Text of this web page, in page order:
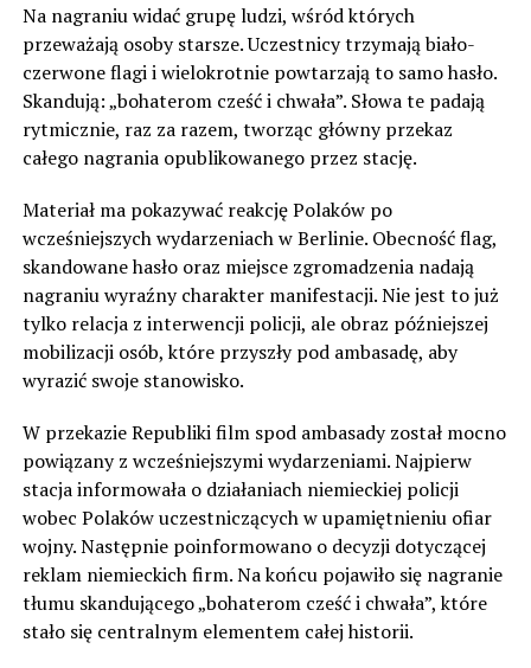
Na nagraniu widać grupę ludzi, wśród których
przeważają osoby starsze. Uczestnicy trzymają biało-
czerwone flagi i wielokrotnie powtarzają to samo hasło.
Skandują: „bohaterom cześć i chwała”. Słowa te padają
rytmicznie, raz za razem, tworząc główny przekaz
całego nagrania opublikowanego przez stację.
Materiał ma pokazywać reakcję Polaków po
wcześniejszych wydarzeniach w Berlinie. Obecność flag,
skandowane hasło oraz miejsce zgromadzenia nadają
nagraniu wyraźny charakter manifestacji. Nie jest to już
tylko relacja z interwencji policji, ale obraz późniejszej
mobilizacji osób, które przyszły pod ambasadę, aby
wyrazić swoje stanowisko.
W przekazie Republiki film spod ambasady został mocno
powiązany z wcześniejszymi wydarzeniami. Najpierw
stacja informowała o działaniach niemieckiej policji
wobec Polaków uczestniczących w upamiętnieniu ofiar
wojny. Następnie poinformowano o decyzji dotyczącej
reklam niemieckich firm. Na końcu pojawiło się nagranie
tłumu skandującego „bohaterom cześć i chwała”, które
stało się centralnym elementem całej historii.